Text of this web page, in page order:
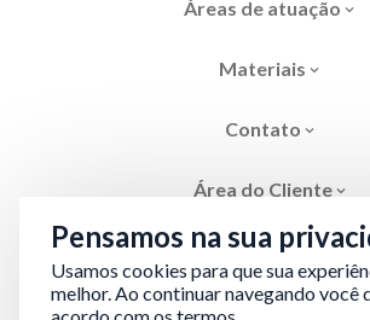
Áreas de atuação
Materiais
Contato
Área do Cliente
Pensamos na sua
Usamos cookies para que sua
melhor. Ao continuar navegando você